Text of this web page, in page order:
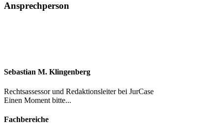
Ansprechperson
Sebastian M. Klingenberg
Rechtsassessor und Redaktionsleiter bei JurCase
Einen Moment bitte...
Fachbereiche